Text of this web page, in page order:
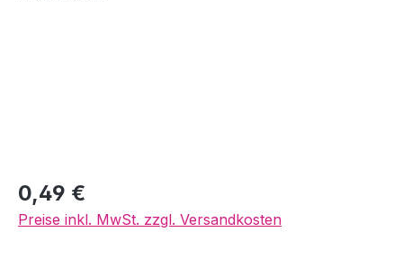
Regulärer Preis:
0,49 €
Preise inkl. MwSt. zzgl. Versandkosten